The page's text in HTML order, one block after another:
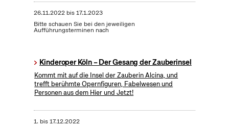
26.11.2022bis17.1.2023
Bitte schauen Sie bei den jeweiligen
Aufführungsterminen nach
Kinderoper Köln – Der Gesang der Zauberinsel
Kommt mit auf die Insel der Zauberin Alcina, und
trefft berühmte Opernfiguren, Fabelwesen und
Personen aus dem Hier und Jetzt!
1. bis17.12.2022